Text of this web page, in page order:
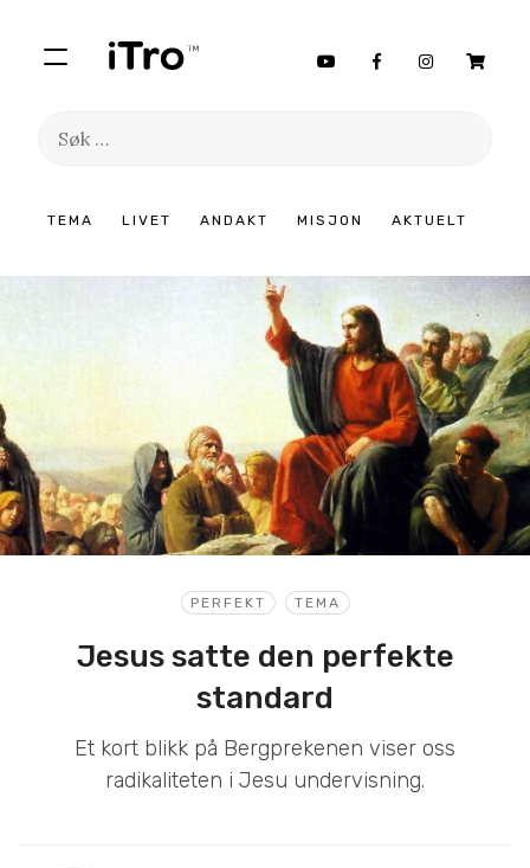
TEMA LIVET ANDAKT MISJON AKTUELT
Søk
innhold
PERFEKT TEMA
Jesus satte den perfekte
standard
Et kort blikk på Bergprekenen viser oss
radikaliteten i Jesu undervisning.